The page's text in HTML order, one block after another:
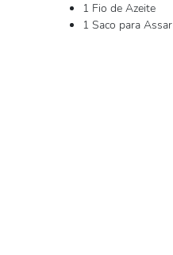
1 Fio de Azeite
1 Saco para Assar